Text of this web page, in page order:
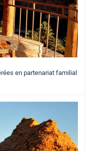
en partenariat familial